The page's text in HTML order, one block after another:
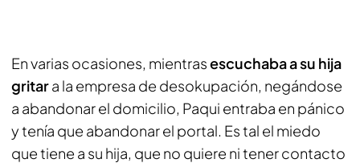
En varias ocasiones, mientrasescuchaba a su hija
gritara la empresa de desokupación, negándose
a abandonar el domicilio, Paqui entraba en pánico
y tenía que abandonar el portal. Es tal el miedo
que tiene a su hija, que no quiere ni tener contacto